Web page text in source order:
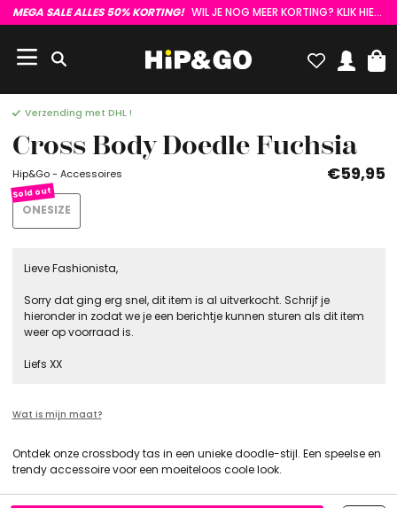
MEGA SALE ALLES 50% KORTING! WIL JE NOG MEER KORTING? KLIK HIER :)
Verzending met DHL !
Cross Body Doedle Fuchsia
Hip&Go - Accessoires €59,95
ONESIZE
Lieve Fashionista,
Sorry dat ging erg snel, dit item is al uitverkocht. Schrijf je
hieronder in zodat we je een berichtje kunnen sturen als dit item
weer op voorraad is.
Liefs XX
Wat is mijn maat?
Ontdek onze crossbody tas in een unieke doodle-stijl. Een speelse en
trendy accessoire voor een moeiteloos coole look.